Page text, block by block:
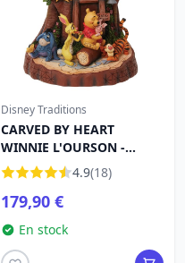
Disney Traditions
CARVED BY HEART
WINNIE L'OURSON -
DISNEY TRADITIONS
4.9(18)
179,90 €
En stock